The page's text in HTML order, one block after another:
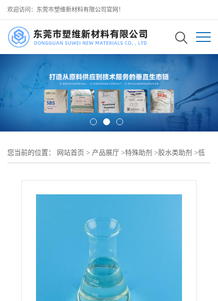
欢迎访问：东莞市塑维新材料有限公司官网！
您当前的位置： 网站首页 > 产品展厅 >特殊助剂 >胶水类助剂 >低